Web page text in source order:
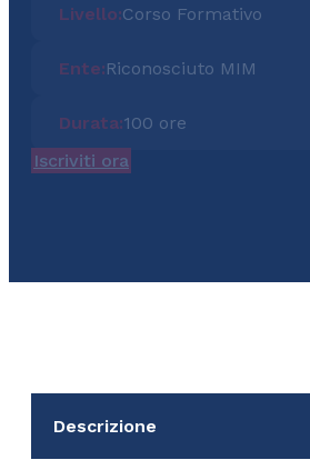
Livello:Corso Formativo
Ente:Riconosciuto MIM
Durata:100 ore
Iscriviti ora
Descrizione